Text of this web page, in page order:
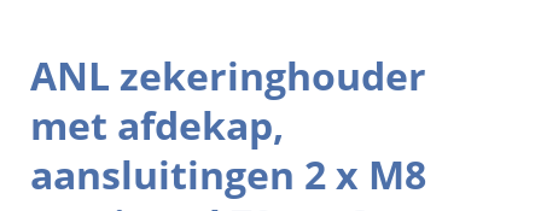
ANL zekeringhouder
met afdekap,
aansluitingen 2 x M8